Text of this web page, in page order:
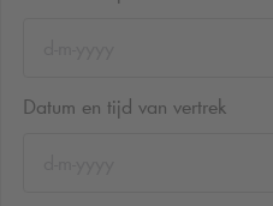
Datum en tijd van vertrek